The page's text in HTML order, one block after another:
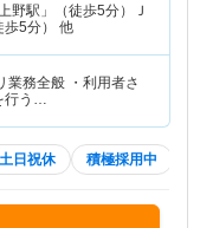
野駅」（徒歩5分）Ｊ
歩5分） 他
業務全般 ・利用者さ
行う…
土日祝休 積極採用中